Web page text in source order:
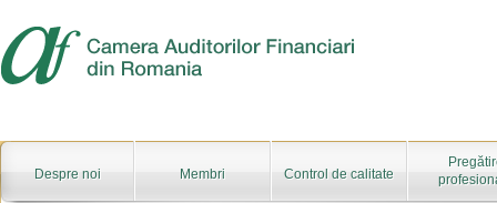
Despre noi Membri Control de calitate